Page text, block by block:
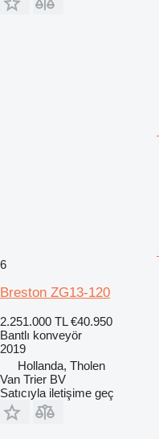
6
Breston ZG13-120
2.251.000 TL €40.950
Bantlı konveyör
2019
Hollanda, Tholen
Van Trier BV
Satıcıyla iletişime geç